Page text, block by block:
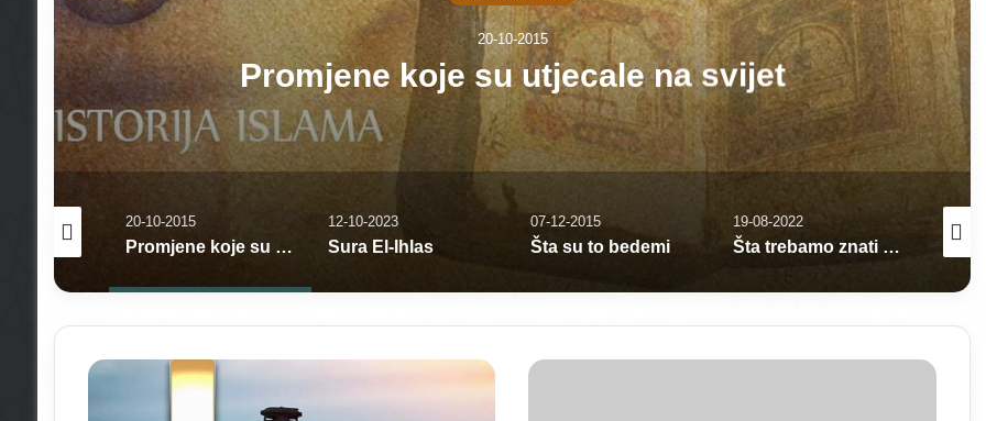
20-10-2015
Promjene koje su utjecale na svijet
20-10-2015
Promjene koje su utjecale na svijet
12-10-2023
Sura El-Ihlas
07-12-2015
Šta su to bedemi
19-08-2022
Šta trebamo znati o džumi namazu
13-11-
F
P